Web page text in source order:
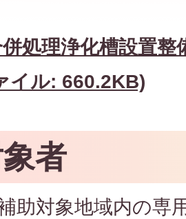
処理浄化槽設置整
イル: 660.2KB)
者
助対象地域内の専